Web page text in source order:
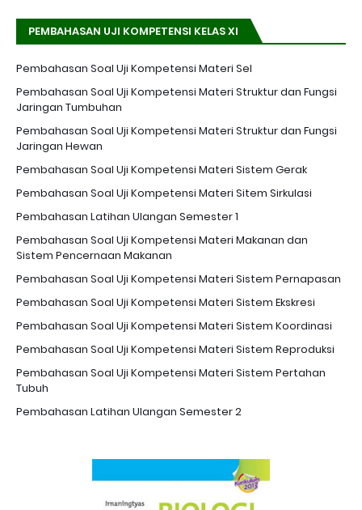
PEMBAHASAN UJI KOMPETENSI KELAS XI
Pembahasan Soal Uji Kompetensi Materi Sel
Pembahasan Soal Uji Kompetensi Materi Struktur dan Fungsi
Jaringan Tumbuhan
Pembahasan Soal Uji Kompetensi Materi Struktur dan Fungsi
Jaringan Hewan
Pembahasan Soal Uji Kompetensi Materi Sistem Gerak
Pembahasan Soal Uji Kompetensi Materi Sitem Sirkulasi
Pembahasan Latihan Ulangan Semester 1
Pembahasan Soal Uji Kompetensi Materi Makanan dan
Sistem Pencernaan Makanan
Pembahasan Soal Uji Kompetensi Materi Sistem Pernapasan
Pembahasan Soal Uji Kompetensi Materi Sistem Ekskresi
Pembahasan Soal Uji Kompetensi Materi Sistem Koordinasi
Pembahasan Soal Uji Kompetensi Materi Sistem Reproduksi
Pembahasan Soal Uji Kompetensi Materi Sistem Pertahan
Tubuh
Pembahasan Latihan Ulangan Semester 2